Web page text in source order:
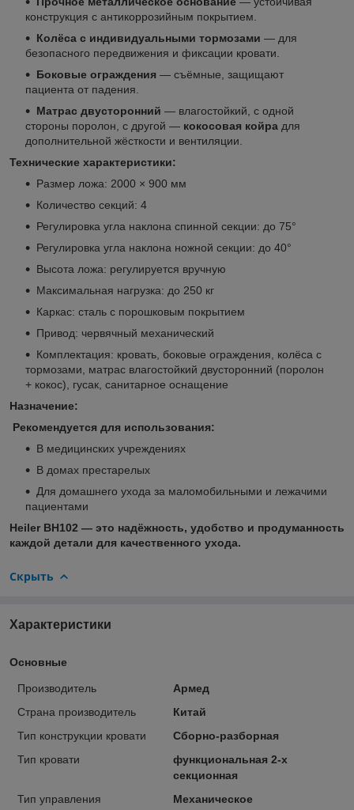
конструкция с антикоррозийным покрытием.
Колёса с индивидуальными тормозами — для
безопасного передвижения и фиксации кровати.
Боковые ограждения — съёмные, защищают
пациента от падения.
Матрас двусторонний — влагостойкий, с одной
стороны поролон, с другой — кокосовая койра для
дополнительной жёсткости и вентиляции.
Технические характеристики:
Размер ложа: 2000 × 900 мм
Количество секций: 4
Регулировка угла наклона спинной секции: до 75°
Регулировка угла наклона ножной секции: до 40°
Высота ложа: регулируется вручную
Максимальная нагрузка: до 250 кг
Каркас: сталь с порошковым покрытием
Привод: червячный механический
Комплектация: кровать, боковые ограждения, колёса с
тормозами, матрас влагостойкий двусторонний (поролон
+ кокос), гусак, санитарное оснащение
Назначение:
Рекомендуется для использования:
В медицинских учреждениях
В домах престарелых
Для домашнего ухода за маломобильными и лежачими
пациентами
Heiler BH102 — это надёжность, удобство и продуманность
каждой детали для качественного ухода.
Скрыть
Характеристики
Основные
Производитель
Армед
Страна производитель
Китай
Тип конструкции кровати
Сборно-разборная
Тип кровати
функциональная 2-х
секционная
Тип управления
Механическое